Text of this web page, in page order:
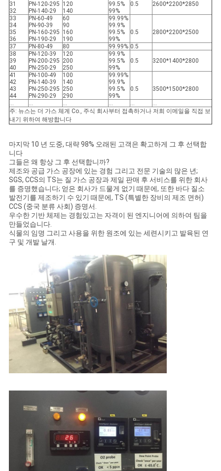
31
32
PN-120-295
PN-140-29
120
140
99.5%
99%
0.5 2600*2200*2850
33
34
35
36
PN-60-49
PN-90-39
PN-160-295
PN-190-29
60
90
160
190
99.99%
99.9%
99.5%
99%
0.5 2800*2200*2500
37 PN-80-49 80 99.99% 0.5
38
39
40
PN-120-39
PN-200-295
PN-250-29
120
200
250
99.9%
99.5%
99%
0.5 3200*1400*2800
41
42
43
44
PN-100-49
PN-140-39
PN-250-295
PN-290-29
100
140
250
290
99.99%
99.9%
99.5%
99%
0.5 3500*1500*2800
… … … … …
…
주: 뉴스는 더 가스 체계 Co., 주식 회사부터 접촉하거나 저희 이메일을 직접 보
내기 위하여 해방합니다
마지막 10 년 도중, 대략 98% 오래된 고객은 확고하게 그 후 선택합
니다
그들은 왜 항상 그 후 선택합니까?
제조와 공급 가스 공장에 있는 경험 그리고 전문 기술의 많은 년;
SGS, CCS의 TS는 질 가스 공장과 제일 판매 후 서비스를 위한 회사
를 증명했습니다; 얻은 회사가 드물게 없기 때문에, 또한 바다 질소
발전기를 제조하기 수 있기 때문에, TS (특별한 장비의 제조 면허)
CCS (중국 분류 사회) 증명서.
우수한 기반 체제는 경험있고는 자격이 된 엔지니어에 의하여 팀을
만들었습니다.
식물의 임명 그리고 사용을 위한 원조에 있는 세련시키고 발육된 연
구 및 개발 날개.